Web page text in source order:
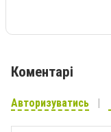
Коментарі
Авторизуватись